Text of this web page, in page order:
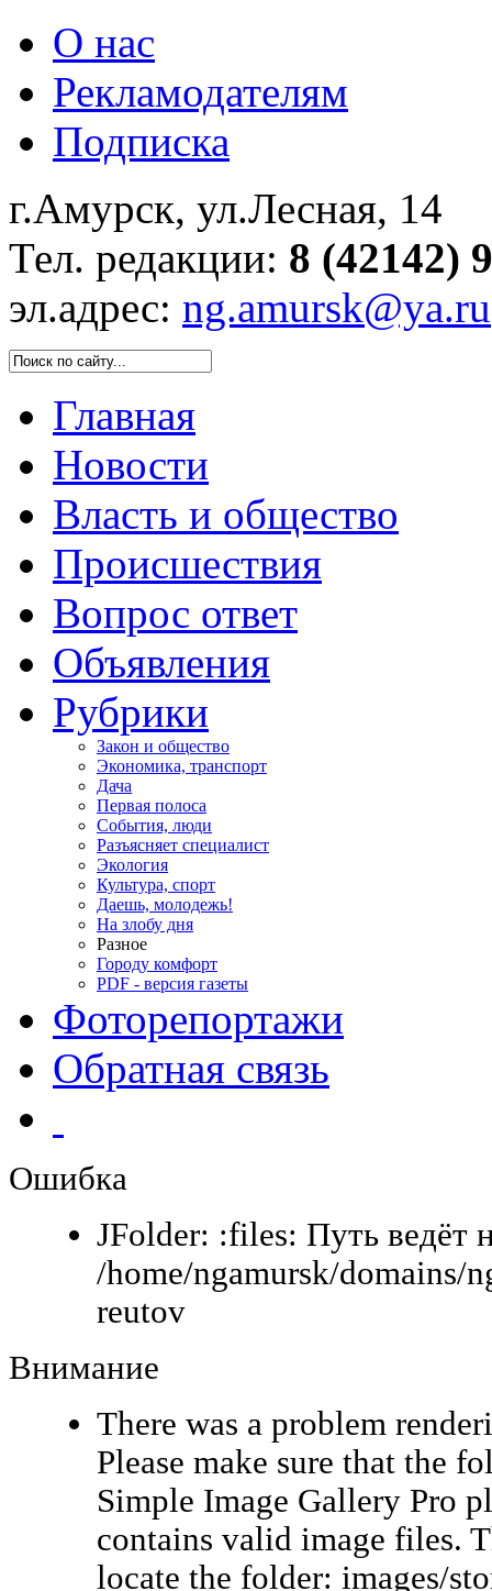
О нас
Рекламодателям
Подписка
г.Амурск, ул.Лесная, 14
Тел. редакции: 8 (42142)
эл.адрес: ng.amursk@ya.ru
Главная
Новости
Власть и общество
Происшествия
Вопрос ответ
Объявления
Рубрики
Закон и общество
Экономика, транспорт
Дача
Первая полоса
События, люди
Разъясняет специалист
Экология
Культура, спорт
Даешь, молодежь!
На злобу дня
Разное
Городу комфорт
PDF - версия газеты
Фоторепортажи
Обратная связь
Ошибка
JFolder: :files: Путь ведёт
/home/ngamursk/domains/
reutov
Внимание
There was a problem
Please make sure that the
Simple Image Gallery Pro
contains valid image files.
locate the folder: images/